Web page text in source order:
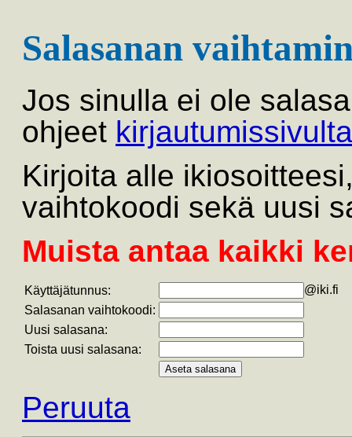
Salasanan
Jos sinulla ei ole
ohjeet kirjautumissivulta
Kirjoita alle
vaihtokoodi sekä uusi
Muista antaa kaikki
Käyttäjätunnus:
@iki.fi
Salasanan vaihtokoodi:
Uusi salasana:
Toista uusi salasana:
Peruuta